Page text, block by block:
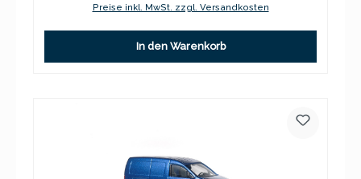
Preise inkl. MwSt. zzgl. Versandkosten
In den Warenkorb